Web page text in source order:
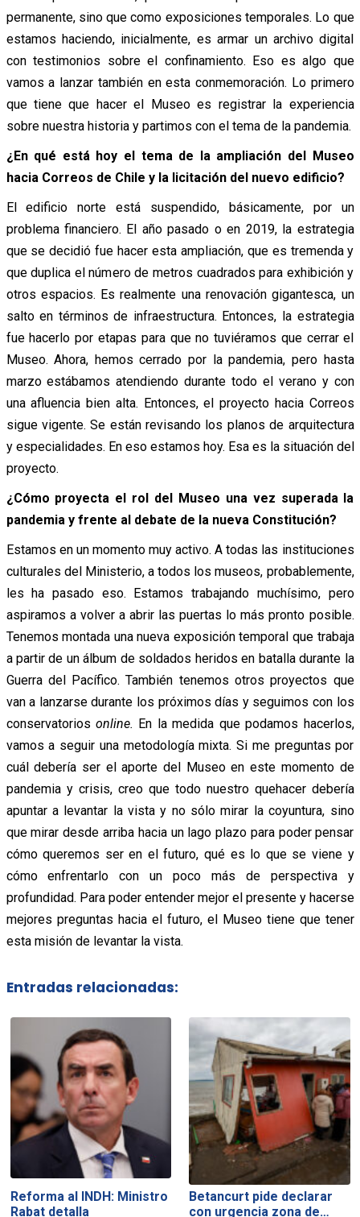
permanente, sino que como exposiciones temporales. Lo que
estamos haciendo, inicialmente, es armar un archivo digital
con testimonios sobre el confinamiento. Eso es algo que
vamos a lanzar también en esta conmemoración. Lo primero
que tiene que hacer el Museo es registrar la experiencia
sobre nuestra historia y partimos con el tema de la pandemia.
¿En qué está hoy el tema de la ampliación del Museo
hacia Correos de Chile y la licitación del nuevo edificio?
El edificio norte está suspendido, básicamente, por un
problema financiero. El año pasado o en 2019, la estrategia
que se decidió fue hacer esta ampliación, que es tremenda y
que duplica el número de metros cuadrados para exhibición y
otros espacios. Es realmente una renovación gigantesca, un
salto en términos de infraestructura. Entonces, la estrategia
fue hacerlo por etapas para que no tuviéramos que cerrar el
Museo. Ahora, hemos cerrado por la pandemia, pero hasta
marzo estábamos atendiendo durante todo el verano y con
una afluencia bien alta. Entonces, el proyecto hacia Correos
sigue vigente. Se están revisando los planos de arquitectura
y especialidades. En eso estamos hoy. Esa es la situación del
proyecto.
¿Cómo proyecta el rol del Museo una vez superada la
pandemia y frente al debate de la nueva Constitución?
Estamos en un momento muy activo. A todas las instituciones
culturales del Ministerio, a todos los museos, probablemente,
les ha pasado eso. Estamos trabajando muchísimo, pero
aspiramos a volver a abrir las puertas lo más pronto posible.
Tenemos montada una nueva exposición temporal que trabaja
a partir de un álbum de soldados heridos en batalla durante la
Guerra del Pacífico. También tenemos otros proyectos que
van a lanzarse durante los próximos días y seguimos con los
conservatorios online. En la medida que podamos hacerlos,
vamos a seguir una metodología mixta. Si me preguntas por
cuál debería ser el aporte del Museo en este momento de
pandemia y crisis, creo que todo nuestro quehacer debería
apuntar a levantar la vista y no sólo mirar la coyuntura, sino
que mirar desde arriba hacia un lago plazo para poder pensar
cómo queremos ser en el futuro, qué es lo que se viene y
cómo enfrentarlo con un poco más de perspectiva y
profundidad. Para poder entender mejor el presente y hacerse
mejores preguntas hacia el futuro, el Museo tiene que tener
esta misión de levantar la vista.
Entradas relacionadas:
Reforma al INDH: Ministro
Rabat detalla
Betancurt pide declarar
con urgencia zona de…